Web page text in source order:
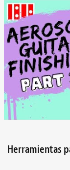
Herramientas